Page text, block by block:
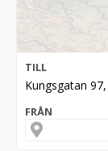
TILL
Kungsgatan
FRÅN